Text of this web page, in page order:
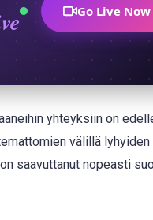
Go Live Now
yhteyksiin on
välillä lyhyiden
saavuttanut nopeasti